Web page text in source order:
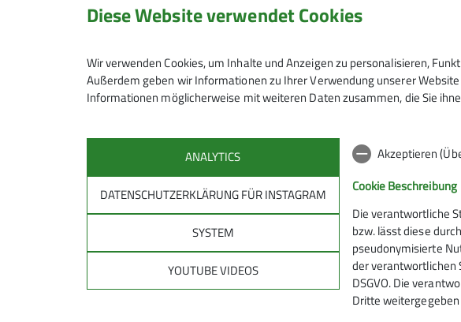
Ämter
Wanderleiter/-in
Kondiwandern
Sektion
Diese Website verwendet Cookies
Wir verwenden Cookies, um Inhalte und Anzeigen zu personalisieren,
Außerdem geben wir Informationen zu Ihrer Verwendung unserer
Informationen möglicherweise mit weiteren Daten zusammen, die Sie
ANALYTICS
DATENSCHUTZERKLÄRUNG FÜR INSTAGRAM
SYSTEM
YOUTUBE VIDEOS
Akzeptieren
Cookie Beschreibung
Die verantwortliche
bzw. lässt diese
pseudonymisierte
der verantwortlichen
DSGVO. Die
Dritte